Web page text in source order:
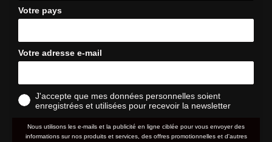
Votre pays
Votre adresse e-mail
J'accepte que mes données personnelles soient
enregistrées et utilisées pour recevoir la newsletter
Nous utilisons les e-mails et la publicité en ligne ciblée pour vous envoyer des
informations sur nos produits et services, des offres promotionnelles et d'autres